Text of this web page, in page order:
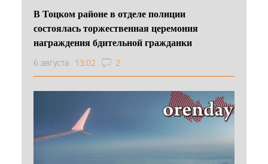
В Тоцком районе в отделе полиции
состоялась торжественная церемония
награждения бдительной гражданки
6 августа 13:02 2